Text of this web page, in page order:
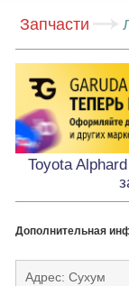
Запчасти
Toyota
Дополнительная
Адрес: Сухум